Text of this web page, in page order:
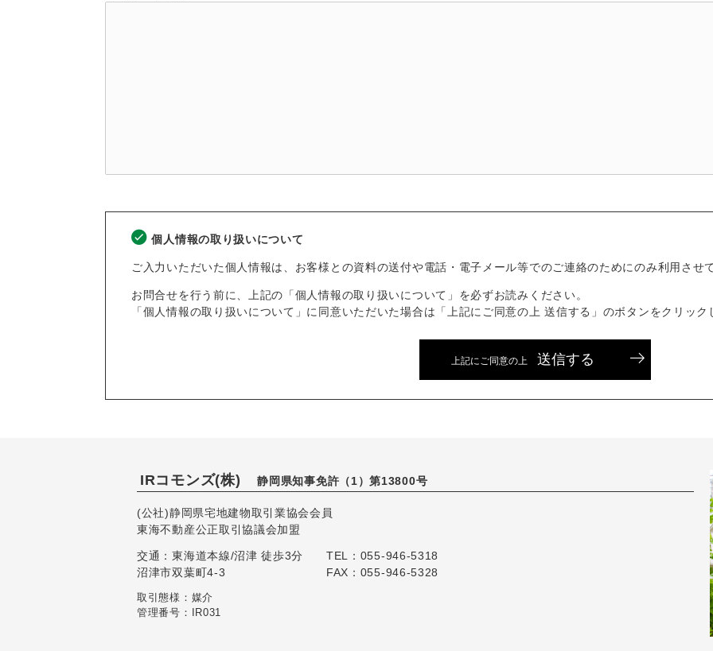
個人情報の取り扱いについて
ご入力いただいた個人情報は、お客様との資料の送付や電話・電子メール等でのご連絡のためにのみ利用させ
お問合せを行う前に、上記の「個人情報の取り扱いについて」を必ずお読みください。
「個人情報の取り扱いについて」に同意いただいた場合は「上記にご同意の上 送信する」のボタンをクリック
上記にご同意の上 送信する
IRコモンズ(株) 静岡県知事免許（1）第13800号
(公社)静岡県宅地建物取引業協会会員
東海不動産公正取引協議会加盟
交通：東海道本線/沼津 徒歩3分
沼津市双葉町4-3
TEL：055-946-5318
FAX：055-946-5328
取引態様：媒介
管理番号：IR031